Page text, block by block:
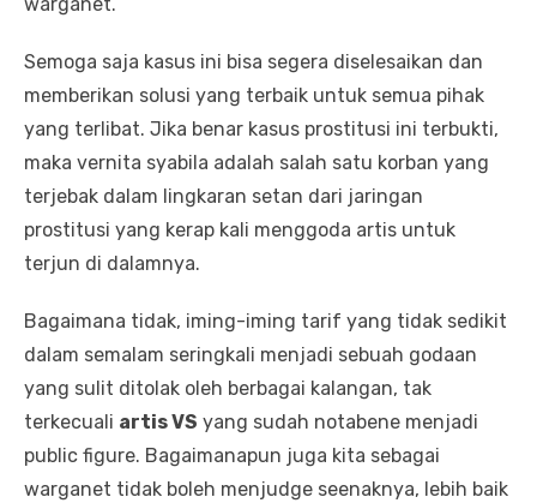
Semoga saja kasus ini bisa segera diselesaikan dan
memberikan solusi yang terbaik untuk semua pihak
yang terlibat. Jika benar kasus prostitusi ini terbukti,
maka vernita syabila adalah salah satu korban yang
terjebak dalam lingkaran setan dari jaringan
prostitusi yang kerap kali menggoda artis untuk
terjun di dalamnya.
Bagaimana tidak, iming-iming tarif yang tidak sedikit
dalam semalam seringkali menjadi sebuah godaan
yang sulit ditolak oleh berbagai kalangan, tak
terkecuali artis VS yang sudah notabene menjadi
public figure. Bagaimanapun juga kita sebagai
warganet tidak boleh menjudge seenaknya, lebih baik